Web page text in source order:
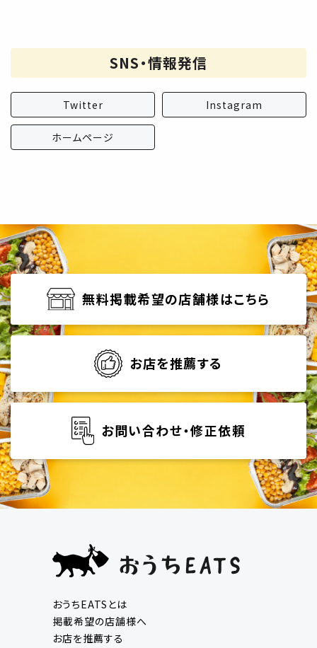
SNS・情報発信
Twitter Instagram
ホームページ
無料掲載希望の店舗様はこちら
お店を推薦する
お問い合わせ・修正依頼
おうちEATSとは
掲載希望の店舗様へ
お店を推薦する